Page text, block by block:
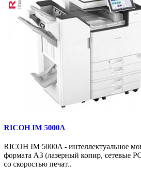
RICOH IM 5000A
RICOH IM 5000A - интеллектуальное
формата А3 (лазерный копир, сетевые
со скоростью печат..